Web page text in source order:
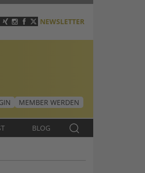
NEWSLETTER
MEMBER WERDEN
BLOG